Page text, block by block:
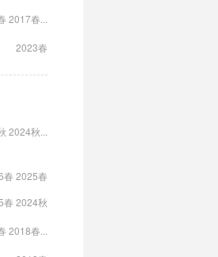
2017春...
2023春
2024秋...
春 2025春
春 2024秋
2018春...